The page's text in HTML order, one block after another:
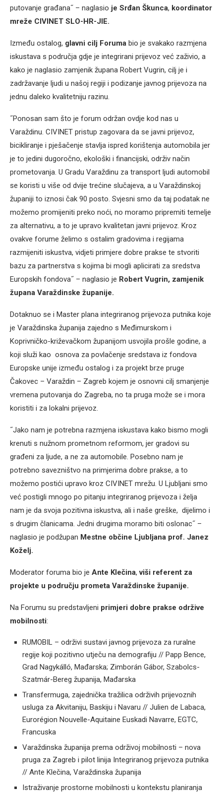
putovanje građana˝ – naglasio je Srđan Škunca, koordinator
mreže CIVINET SLO-HR-JIE.
Između ostalog, glavni cilj Foruma bio je svakako razmjena
iskustava s područja gdje je integrirani prijevoz već zaživio, a
kako je naglasio zamjenik župana Robert Vugrin, cilj je i
zadržavanje ljudi u našoj regiji i podizanje javnog prijevoza na
jednu daleko kvalitetniju razinu.
˝Ponosan sam što je forum održan ovdje kod nas u
Varaždinu. CIVINET pristup zagovara da se javni prijevoz,
bicikliranje i pješačenje stavlja ispred korištenja automobila jer
je to jedini dugoročno, ekološki i financijski, održiv način
prometovanja. U Gradu Varaždinu za transport ljudi automobil
se koristi u više od dvije trećine slučajeva, a u Varaždinskoj
županiji to iznosi čak 90 posto. Svjesni smo da taj podatak ne
možemo promijeniti preko noći, no moramo pripremiti temelje
za alternativu, a to je upravo kvalitetan javni prijevoz. Kroz
ovakve forume želimo s ostalim gradovima i regijama
razmijeniti iskustva, vidjeti primjere dobre prakse te stvoriti
bazu za partnerstva s kojima bi mogli aplicirati za sredstva
Europskih fondova˝ – naglasio je Robert Vugrin, zamjenik
župana Varaždinske županije.
Dotaknuo se i Master plana integriranog prijevoza putnika koje
je Varaždinska županija zajedno s Međimurskom i
Koprivničko-križevačkom županijom usvojila prošle godine, a
koji služi kao osnova za povlačenje sredstava iz fondova
Europske unije između ostalog i za projekt brze pruge
Čakovec – Varaždin – Zagreb kojem je osnovni cilj smanjenje
vremena putovanja do Zagreba, no ta pruga može se i mora
koristiti i za lokalni prijevoz.
˝Jako nam je potrebna razmjena iskustava kako bismo mogli
krenuti s nužnom prometnom reformom, jer gradovi su
građeni za ljude, a ne za automobile. Posebno nam je
potrebno savezništvo na primjerima dobre prakse, a to
možemo postići upravo kroz CIVINET mrežu. U Ljubljani smo
već postigli mnogo po pitanju integriranog prijevoza i želja
nam je da svoja pozitivna iskustva, ali i naše greške, dijelimo i
s drugim članicama. Jedni drugima moramo biti oslonac˝ –
naglasio je podžupan Mestne občine Ljubljana prof. Janez
Koželj.
Moderator foruma bio je Ante Klečina,viši referent za
projekte u području prometa Varaždinske županije.
Na Forumu su predstavljeni primjeri dobre prakse održive
mobilnosti:
RUMOBIL – održivi sustavi javnog prijevoza za ruralne
regije koji pozitivno utječu na demografiju // Papp Bence,
Grad Nagykálló, Mađarska; Zimborán Gábor, Szabolcs-
Szatmár-Bereg županija, Mađarska
Transfermuga, zajednička tražilica održivih prijevoznih
usluga za Akvitaniju, Baskiju i Navaru // Julien de Labaca,
Eurorégion Nouvelle-Aquitaine Euskadi Navarre, EGTC,
Francuska
Varaždinska županija prema održivoj mobilnosti – nova
pruga za Zagreb i pilot linija Integriranog prijevoza putnika
// Ante Klečina, Varaždinska županija
Istraživanje prostorne mobilnosti u kontekstu planiranja